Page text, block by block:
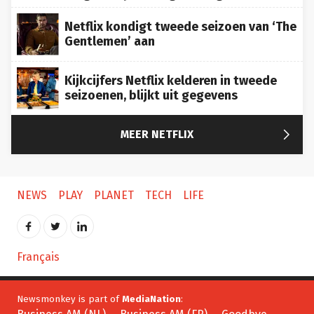
Netflix kondigt tweede seizoen van ‘The
Gentlemen’ aan
Kijkcijfers Netflix kelderen in tweede
seizoenen, blijkt uit gegevens
MEER NETFLIX 
NEWS PLAY PLANET TECH LIFE
Français
Newsmonkey is part ofMediaNation: